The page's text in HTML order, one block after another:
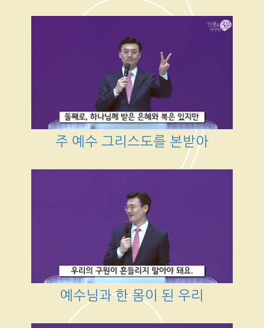
주 예수 그리스도를 본받아
예수님과 한 몸이 된 우리